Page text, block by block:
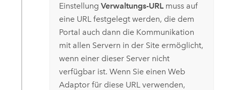
Einstellung Verwaltungs-URLmuss auf
eine URL festgelegt werden, die dem
Portal auch dann die Kommunikation
mit allen Servern in der Site ermöglicht,
wenn einer dieser Server nicht
verfügbar ist. Wenn Sie einen Web
Adaptor für diese URL verwenden,